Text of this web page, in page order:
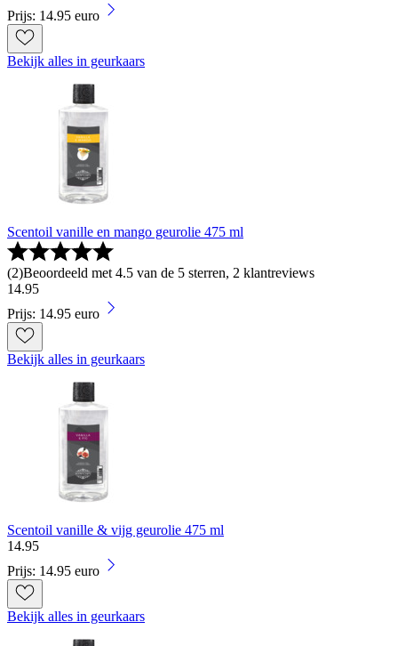
Prijs: 14.95 euro
Bekijk alles in geurkaars
Scentoil vanille en mango geurolie 475 ml
(2)Beoordeeld met 4.5 van de 5 sterren, 2 klantreviews
14.95
Prijs: 14.95 euro
Bekijk alles in geurkaars
Scentoil vanille & vijg geurolie 475 ml
14.95
Prijs: 14.95 euro
Bekijk alles in geurkaars